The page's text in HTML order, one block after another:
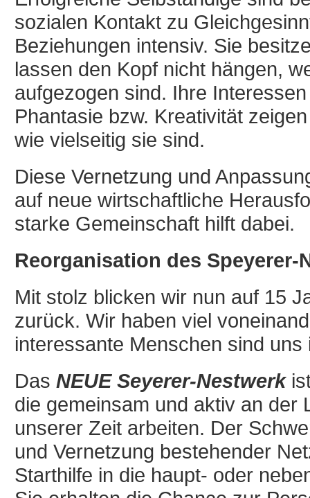
sozialen Kontakt zu
Beziehungen intensiv. Sie
lassen den Kopf nicht hängen,
aufgezogen sind. Ihre
Phantasie bzw. Kreativität
wie vielseitig sie sind.
Diese Vernetzung und
auf neue wirtschaftliche
starke Gemeinschaft hilft dabei.
Reorganisation des Speyerer-
Mit stolz blicken wir nun auf 15
zurück. Wir haben viel
interessante Menschen sind
Das NEUE Seyerer-Nestwerk
die gemeinsam und aktiv an der
unserer Zeit arbeiten. Der
und Vernetzung bestehender
Starthilfe in die haupt- oder